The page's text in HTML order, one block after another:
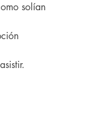
solían